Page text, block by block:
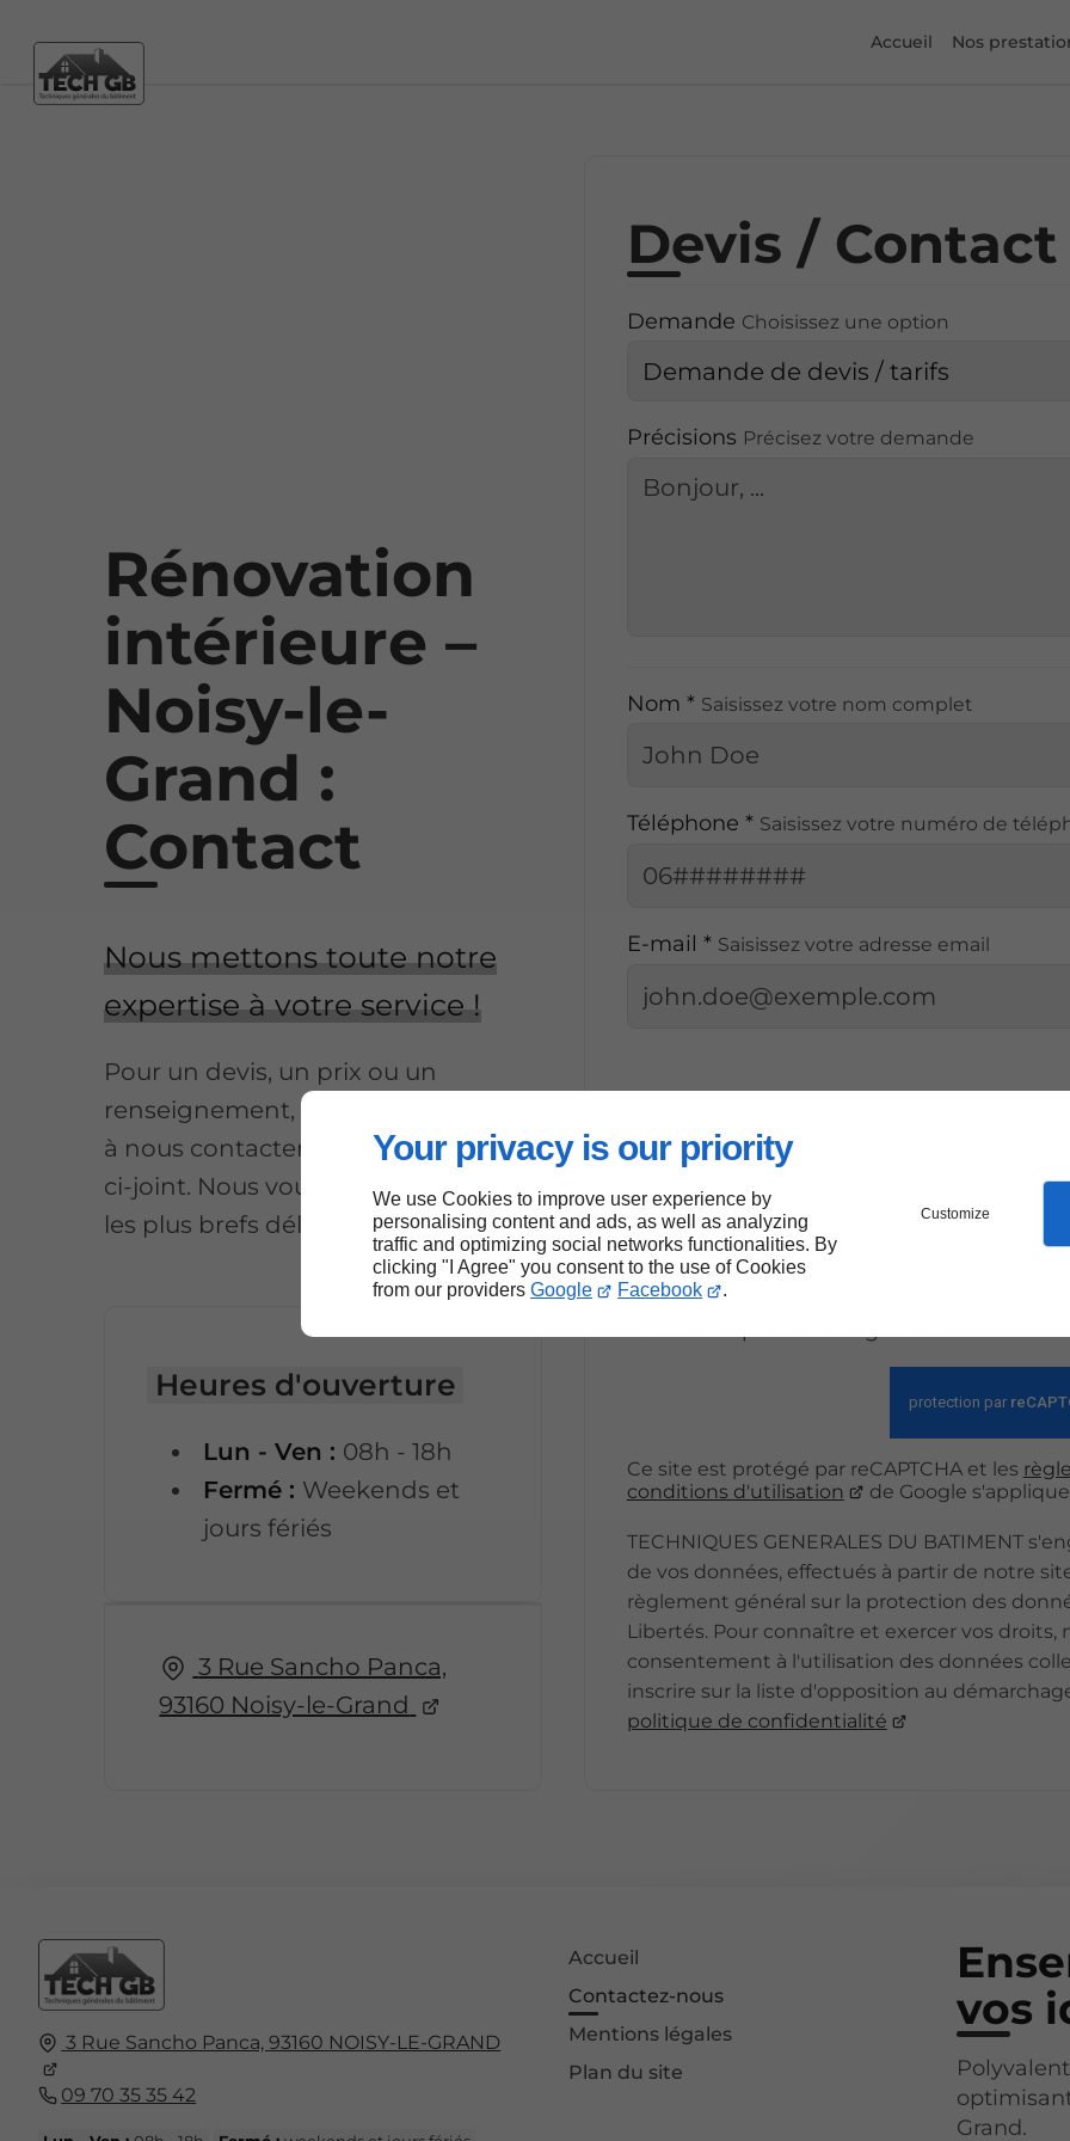
Your privacy is our priority
We use Cookies to improve user experience by
personalising content and ads, as well as analyzing
traffic and optimizing social networks functionalities. By
clicking "I Agree" you consent to the use of Cookies
from our providers Google Facebook .
Customize
Accueil Nos
Rénovation
intérieure –
Noisy-le-
Grand :
Contact
Nous mettons toute notre
expertise à votre service !
Pour un devis, un prix ou un
renseignement, nous vous invitons
à nous contacter par le formulaire
ci-joint. Nous vous répondrons dans
les plus brefs délais.
Heures d'ouverture
Lun - Ven : 08h - 18h
Fermé : Weekends et
jours fériés
3 Rue Sancho Panca,
93160 Noisy-le-Grand
Devis / Contact
Demande Choisissez une option
Précisions Précisez votre demande
Nom * Saisissez votre nom complet
Téléphone * Saisissez votre numéro de
E-mail * Saisissez votre adresse email
En soumettant ce formulaire,
saisies soient exploitées dans le
Ce site est protégé par reCAPTCHA et les
conditions d'utilisation
de Google
TECHNIQUES GENERALES DU BATIMENT
de vos données, effectués à partir de notre
règlement général sur la protection des
Libertés. Pour connaître et exercer vos
consentement à l'utilisation des données
inscrire sur la liste d'opposition au
politique de confidentialité
3 Rue Sancho Panca,93160 NOISY-LE-GRAND
09 70 35 35 42
Accueil
Contactez-nous
Mentions légales
Plan du site
vos
Grand.